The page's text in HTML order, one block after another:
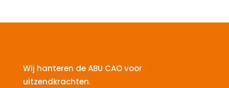
Wij hanteren de ABU CAO voor
uitzendkrachten.